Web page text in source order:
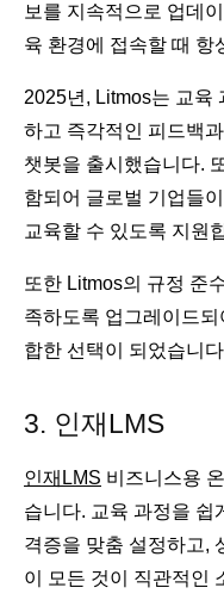
보를 지속적으로 업데
육 환경에 접속할 때 항
2025년, Litmos는 교육
하고 즉각적인 피드백
챗봇을 출시했습니다.
함되어 글로벌 기업들
교육할 수 있도록 지원
또한 Litmos의 규정 준
족하도록 업그레이드
합한 선택이 되었습니
3. 인재LMS
인재LMS 비즈니스용
습니다. 교육 과정을 쉽
격증을 맞춤 설정하고,
이 모든 것이 직관적인